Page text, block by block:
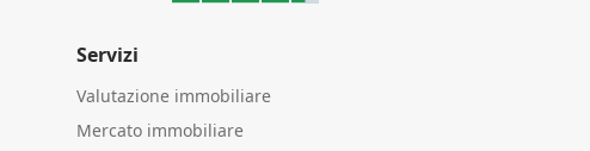
Servizi
Valutazione immobiliare
Mercato immobiliare